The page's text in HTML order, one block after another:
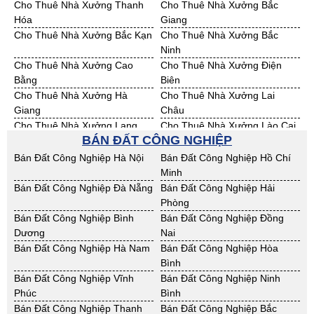
Bán Đất KCN Hưng Yên
Bán Đất KCN Quảng Ninh
Cho Thuê Nhà Xưởng Thanh
Hóa
Cho Thuê Nhà Xưởng Bắc
Giang
Cho Thuê Nhà Xưởng Bắc Kạn
Cho Thuê Nhà Xưởng Bắc
Ninh
Cho Thuê Nhà Xưởng Cao
Bằng
Cho Thuê Nhà Xưởng Điện
Biên
Cho Thuê Nhà Xưởng Hà
Giang
Cho Thuê Nhà Xưởng Lai
Châu
Cho Thuê Nhà Xưởng Lạng
Cho Thuê Nhà Xưởng Lào Cai
Cho Thuê Nhà Xưởng Nam
Cho Thuê Nhà Xưởng Phú Thọ
Cho Thuê Nhà Xưởng Sơn La
Cho Thuê Nhà Xưởng Thái
Bình
Cho Thuê Nhà Xưởng Thái
Nguyên
Cho Thuê Nhà Xưởng Tuyên
Quang
Cho Thuê Nhà Xưởng Yên Bái
Cho Thuê Nhà Xưởng Thừa T.
Huế
Cho Thuê Nhà Xưởng Khánh
Hoà
Cho Thuê Nhà Xưởng Lâm
Đồng
Cho Thuê Nhà Xưởng Bình
Cho Thuê Nhà Xưởng Bình
BÁN ĐẤT CÔNG NGHIỆP
Bán Đất Công Nghiệp Hà Nội
Bán Đất Công Nghiệp Hồ Chí
Minh
Bán Đất Công Nghiệp Đà Nẵng
Bán Đất Công Nghiệp Hải
Phòng
Bán Đất Công Nghiệp Bình
Dương
Bán Đất Công Nghiệp Đồng
Nai
Bán Đất Công Nghiệp Hà Nam
Bán Đất Công Nghiệp Hòa
Bình
Bán Đất Công Nghiệp Vĩnh
Phúc
Bán Đất Công Nghiệp Ninh
Bình
Bán Đất Công Nghiệp Thanh
Bán Đất Công Nghiệp Bắc